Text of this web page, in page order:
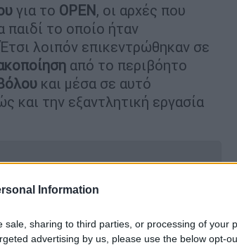
Information
sale, sharing to third parties, or processing of your
advertising by us, please use the below opt-
για το OPEN, οι αρχές που
παιδί το οποίο ήταν
λοιπόν επικεντρώθηκαν σε
από το περιβόητο
και μέσα σε αυτό
και την εξαντλητική εργασία
από τον 19χρονο που